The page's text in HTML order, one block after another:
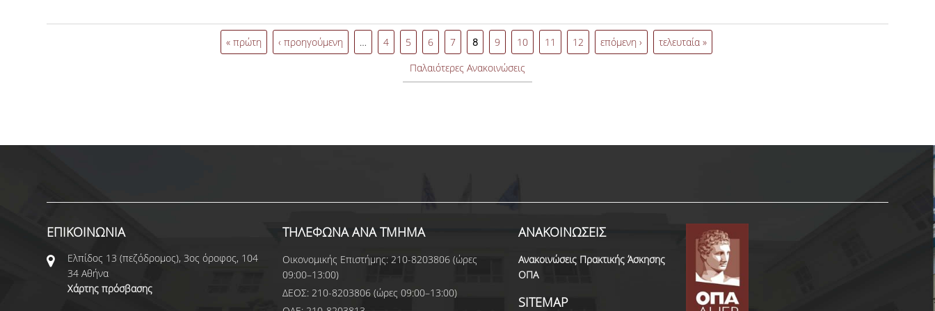
δηλώσουν το ενδιαφέρον τους για Πρακτική Άσκηση κατά το Χειμερινό
Εξάμηνο Ακαδημαϊκού έτους 2021-2022, υποβάλλοντας ηλεκτρονική
έτους των προγραμμάτων σπουδών α' κύκλου Τμημάτων/Σχολών Επιστημών
Υγείας, καθώς και β)
« πρώτη ‹ προηγούμενη … 4 5 6 7 8 9 10 11 12 επόμενη ›
τελευταία »
Παλαιότερες Ανακοινώσεις
ΕΠΙΚΟΙΝΩΝΙΑ
Ελπίδος 13 (πεζόδρομος), 3ος όροφος, 104
34 Αθήνα
Χάρτης πρόσβασης
ΤΗΛΕΦΩΝΑ ΑΝΑ ΤΜΗΜΑ
Οικονομικής Επιστήμης: 210-8203806 (ώρες
09:00–13:00)
ΔΕΟΣ: 210-8203806 (ώρες 09:00–13:00)
ΑΝΑΚΟΙΝΩΣΕΙΣ
Ανακοινώσεις Πρακτικής Άσκησης
ΟΠΑ
SITEMAP